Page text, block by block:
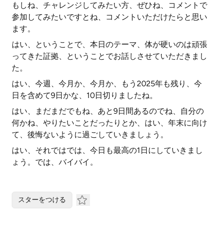
もしね、チャレンジしてみたい方、ぜひね、コメントで
参加してみたいですとね、コメントいただけたらと思い
ます。
はい、ということで、本日のテーマ、体が硬いのは頑張
ってきた証拠、ということでお話しさせていただきまし
た。
はい、今週、今月か、今月か、もう2025年も残り、今
日を含めて9日かな、10日切りましたね。
はい、まだまだでもね、あと9日間あるのでね、自分の
何かね、やりたいことだったりとか、はい、年末に向け
て、後悔ないように過ごしていきましょう。
はい、それではでは、今日も最高の1日にしていきまし
ょう。では、バイバイ。
スターをつける